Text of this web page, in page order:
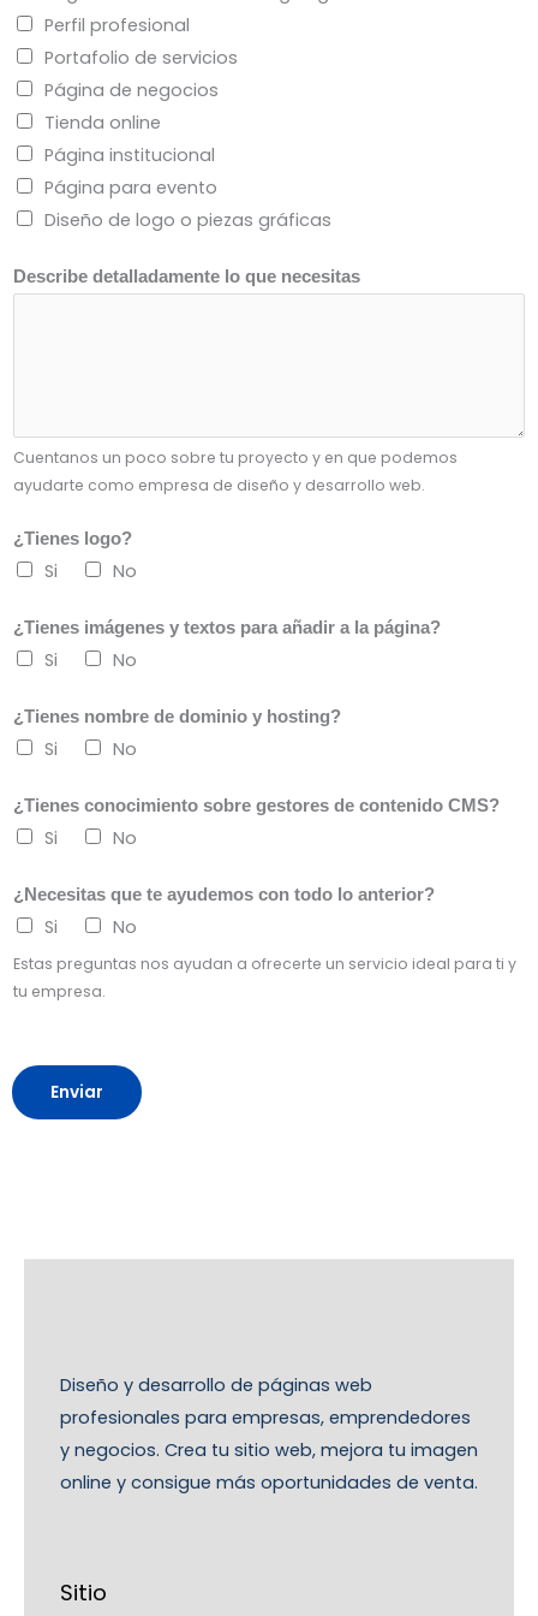
Perfil profesional
Portafolio de servicios
Página de negocios
Tienda online
Página institucional
Página para evento
Diseño de logo o piezas gráficas
Describe detalladamente lo que necesitas
Cuentanos un poco sobre tu proyecto y en que podemos
ayudarte como empresa de diseño y desarrollo web.
¿Tienes logo?
Si No
¿Tienes imágenes y textos para añadir a la página?
Si No
¿Tienes nombre de dominio y hosting?
Si No
¿Tienes conocimiento sobre gestores de contenido CMS?
Si No
¿Necesitas que te ayudemos con todo lo anterior?
Si No
Estas preguntas nos ayudan a ofrecerte un servicio ideal para ti y
tu empresa.
Enviar
Diseño y desarrollo de páginas web
profesionales para empresas, emprendedores
y negocios. Crea tu sitio web, mejora tu imagen
online y consigue más oportunidades de venta.
Sitio